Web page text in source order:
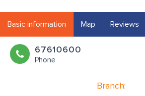
Basic information Map Reviews
67610600
Phone
Branch: